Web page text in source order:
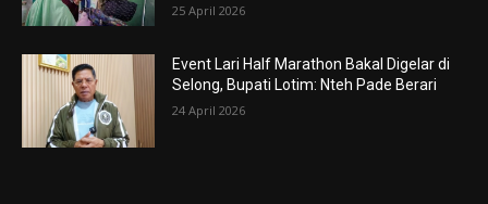
25 April 2026
Event Lari Half Marathon Bakal Digelar di
Selong, Bupati Lotim: Nteh Pade Berari
24 April 2026